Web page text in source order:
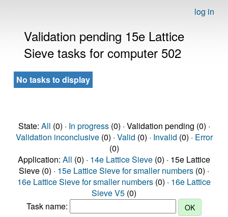
log in
Validation pending 15e Lattice
Sieve tasks for computer 502
No tasks to display
State: All (0) · In progress(0) · Validation pending (0) ·
Validation inconclusive(0) · Valid (0) · Invalid (0) · Error
(0)
Application: All (0) · 14e Lattice Sieve (0) · 15e Lattice
Sieve (0) · 15e Lattice Sieve for smaller numbers (0) ·
16e Lattice Sieve for smaller numbers (0) · 16e Lattice
Sieve V5 (0)
Task name: